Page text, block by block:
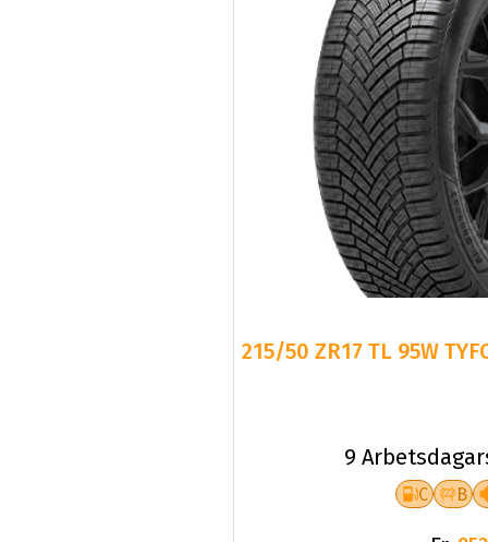
215/50 ZR17 TL 95W
9
C B